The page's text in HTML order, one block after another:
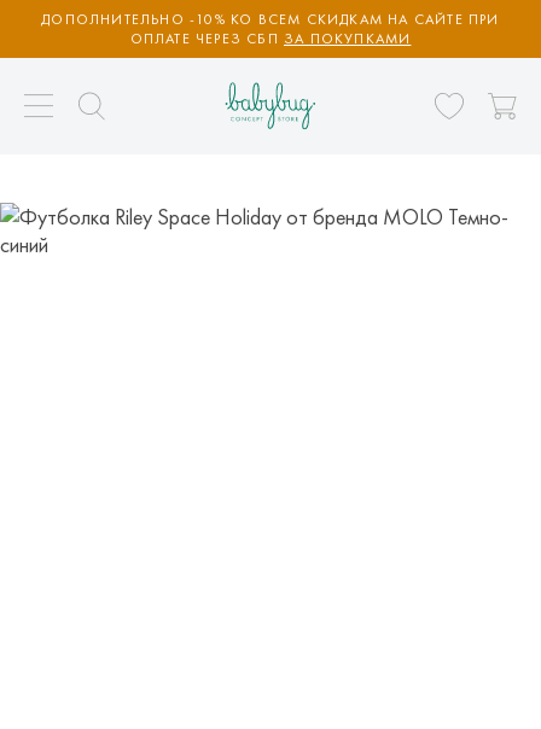
ДОПОЛНИТЕЛЬНО -10% КО ВСЕМ СКИДКАМ НА САЙТЕ ПРИ
ОПЛАТЕ ЧЕРЕЗ СБП ЗА ПОКУПКАМИ